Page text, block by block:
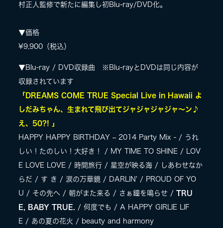
村正人監修で新たに編集し初Blu-ray/DVD化。
▼価格
¥9,900（税込）
▼Blu-ray / DVD収録曲 ※Blu-rayとDVDは同じ内容が
収録されています
「DREAMS COME TRUE Special Live in Hawaii よ
しだみちゃん、生まれて飛び出てジャジャジャジャ～ン♪
え、50?!
」
HAPPY HAPPY BIRTHDAY – 2014 Party Mix - / うれ
しい！たのしい！大好き！ / MY TIME TO SHINE / LOV
E LOVE LOVE / 時間旅行 / 星空が映る海 / しあわせなか
らだ / す き / 涙の万華鏡 / DARLIN' / PROUD OF YO
U / その先へ / 朝がまた来る / さぁ鐘を鳴らせ / TRU
E, BABY TRUE.
/ 何度でも / A HAPPY GIRLIE LIF
E / あの夏の花火 / beauty and harmony